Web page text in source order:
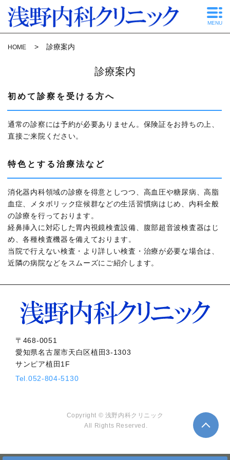
MENU
HOME 診療案内
診療案内
初めて診察を受ける方へ
通常の診察には予約が必要ありません。保険証をお持ちの上、
直接ご来院ください。
特色とする治療法など
消化器内科領域の診療を得意としつつ、高血圧や糖尿病、高脂
血症、メタボリック症候群などの生活習慣病はじめ、内科全般
の診療を行っております。
経鼻挿入に対応した胃内視鏡検査設備、腹部超音波検査器はじ
め、各種検査機器を備えております。
当院で行えない検査・より詳しい検査・治療が必要な場合は、
近隣の病院などをスムーズにご紹介します。
〒468-0051
愛知県名古屋市天白区植田3-1303
サンピア植田1F
Tel. 052-804-5130
Copyright © 浅野内科クリニック
All Rights Reserved.